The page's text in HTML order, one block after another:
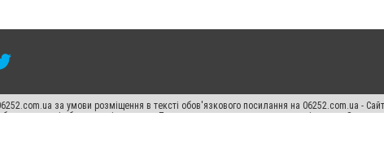
за умови розміщення в тексті обов'язкового посилання на 06252.com.ua -
в тексті або в якості джерела. Порушення виняткових прав переслідується